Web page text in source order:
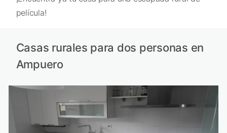
película!
Casas rurales para dos personas en
Ampuero